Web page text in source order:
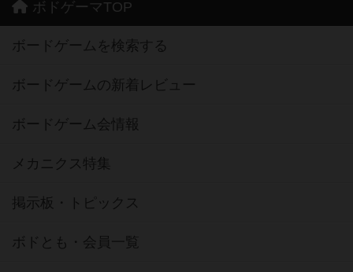
ボドゲーマTOP
ボードゲームを検索する
ボードゲームの新着レビュー
ボードゲーム会情報
メカニクス特集
掲示板・トピックス
ボドとも・会員一覧